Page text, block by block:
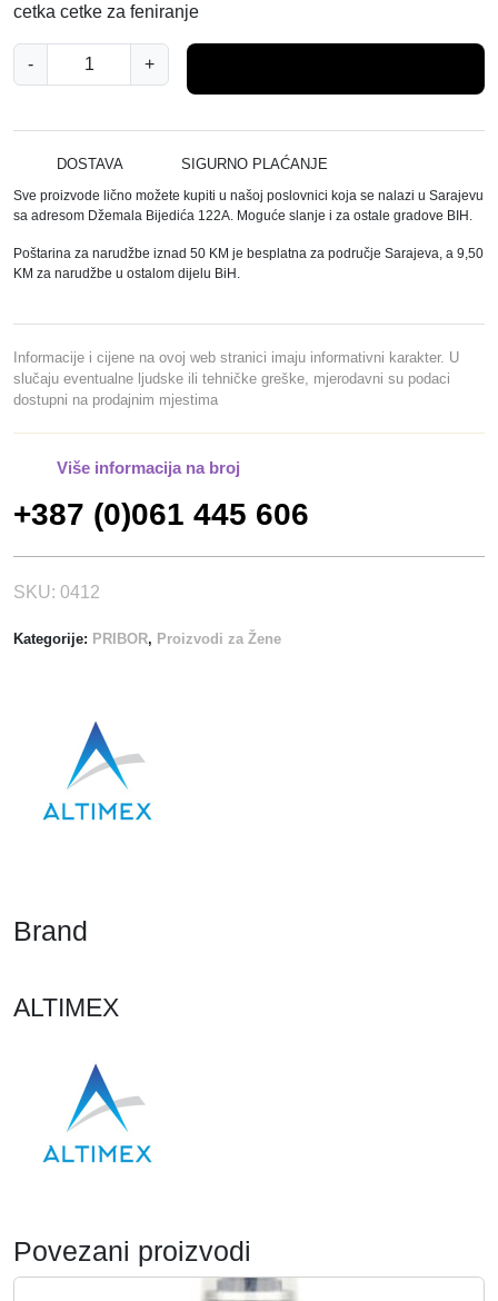
cetka cetke za feniranje
-
E
K
Z
A
E
I
R
A
N
J
3
o
l
č
+
DOSTAVA SIGURNO PLAĆANJE
Sve proizvode lično možete kupiti u našoj poslovnici koja se nalazi u Sarajevu
sa adresom Džemala Bijedića 122A. Moguće slanje i za ostale gradove BIH.
Poštarina za narudžbe iznad 50 KM je besplatna za područje Sarajeva, a 9,50
KM za narudžbe u ostalom dijelu BiH.
Informacije i cijene na ovoj web stranici imaju informativni karakter. U
slučaju eventualne ljudske ili tehničke greške, mjerodavni su podaci
dostupni na prodajnim mjestima
Više informacija na broj
+387 (0)061 445 606
SKU: 0412
Kategorije: PRIBOR, Proizvodi za Žene
Brand
ALTIMEX
Povezani proizvodi